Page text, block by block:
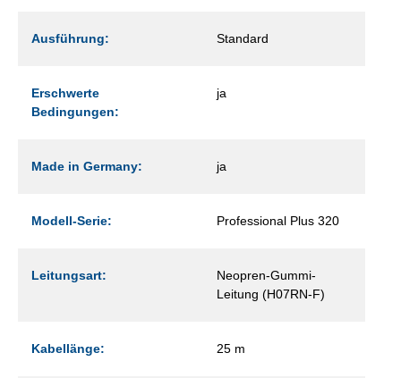
Ausführung: Standard
Erschwerte
Bedingungen:
ja
Made in Germany: ja
Modell-Serie: Professional Plus 320
Leitungsart:
Neopren-Gummi-
Leitung (H07RN-F)
Kabellänge: 25 m